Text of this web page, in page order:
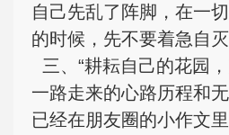
自己先乱了阵脚，在一
的时候，先不要着急自灭
三、“耕耘自己的花园
一路走来的心路历程和
已经在朋友圈的小作文